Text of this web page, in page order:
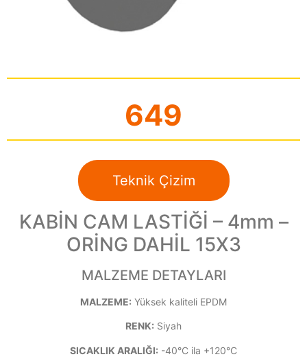
649
Teknik Çizim
KABİN CAM LASTİĞİ – 4mm –
ORİNG DAHİL 15X3
MALZEME DETAYLARI
MALZEME: Yüksek kaliteli EPDM
RENK: Siyah
SICAKLIK ARALIĞI: -40°C ila +120°C